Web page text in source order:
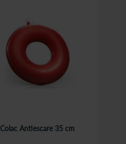
Colac Antiescare 35 cm